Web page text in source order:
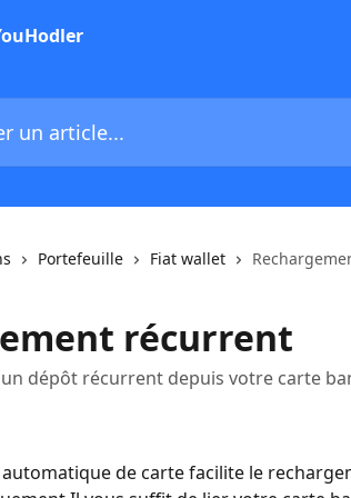
Portefeuille Fiat wallet
récurrent
dépôt récurrent depuis votre carte
de carte facilite le